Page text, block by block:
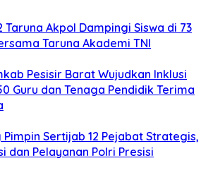
Taruna Akpol Dampingi Siswa di 73
Taruna Akademi TNI
Pesisir Barat Wujudkan Inklusi
Guru dan Tenaga Pendidik Terima
Sertijab 12 Pejabat Strategis,
dan Pelayanan Polri Presisi